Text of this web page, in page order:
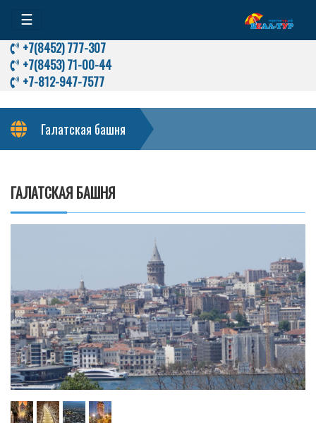
☰
+7(8452) 777-307
+7(8453) 71-00-44
+7-812-947-7577
Галатская башня
ГАЛАТСКАЯ БАШНЯ